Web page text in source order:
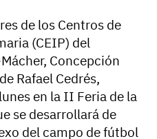
de los Centros de
(CEIP) del
Concepción
Rafael Cedrés,
en la II Feria de la
se desarrollará de
del campo de fútbol